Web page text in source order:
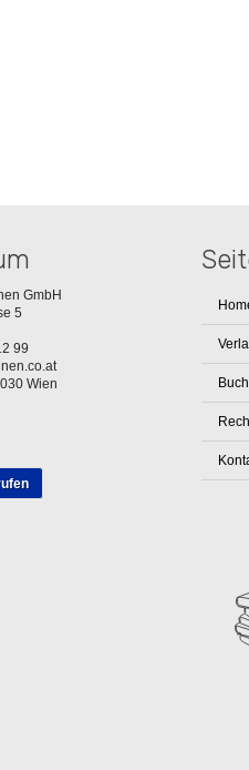
GmbH
5
99
Wien